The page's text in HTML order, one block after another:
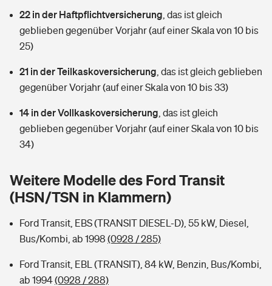
Wer versichert was: Jetzt Versicherer finden
Sie haben Fragen?
Mietkautionsversicherung
Restkreditversicherung
Tools
Hochwasser-Check: Wie gefährdet ist Ihr Haus?
Sie haben Fragen?
Kinderinvalidität
Hundehalter-Haftpflicht
Handyversicherung
Private Cyberversicherung
Zur Übersicht
Tierkrankenversicherung
Zur Übersicht
Tools
Wer versichert was: Jetzt Versicherer finden
Rentenrechner: Wie viel Geld bekomme ich im Alter?
22 in der Haftpflichtversicherung das ist gleich
geblieben gegenüber Vorjahr (auf einer Skala von 10 bis
25)
21 in der Teilkaskoversicherung das ist gleich geblieben
gegenüber Vorjahr (auf einer Skala von 10 bis 33)
14 in der Vollkaskoversicherung das ist gleich
geblieben gegenüber Vorjahr (auf einer Skala von 10 bis
34)
Weitere Modelle des Ford Transit
(HSN/TSN in Klammern)
Ford Transit, EBS (TRANSIT DIESEL-D), 55 kW, Diesel,
Bus/Kombi, ab 1998 (0928 / 285)
Ford Transit, EBL (TRANSIT), 84 kW, Benzin, Bus/Kombi,
ab 1994(0928 / 288)